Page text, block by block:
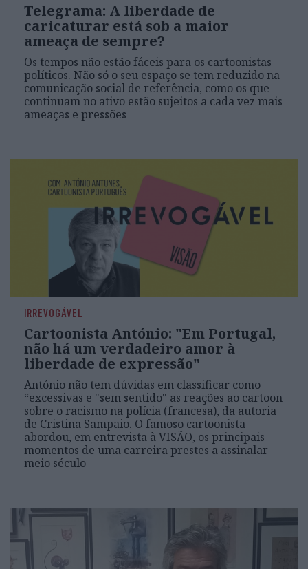
Telegrama: A liberdade de
caricaturar está sob a maior
ameaça de sempre?
Os tempos não estão fáceis para os cartoonistas
políticos. Não só o seu espaço se tem reduzido na
comunicação social de referência, como os que
continuam no ativo estão sujeitos a cada vez mais
ameaças e pressões
IRREVOGÁVEL
Cartoonista António: "Em Portugal,
não há um verdadeiro amor à
liberdade de expressão"
António não tem dúvidas em classificar como
“excessivas e "sem sentido" as reações ao cartoon
sobre o racismo na polícia (francesa), da autoria
de Cristina Sampaio. O famoso cartoonista
abordou, em entrevista à VISÃO, os principais
momentos de uma carreira prestes a assinalar
meio século